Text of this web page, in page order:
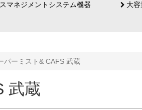
マネジメントシステム機器
大
パーミスト& CAFS 武蔵
武蔵